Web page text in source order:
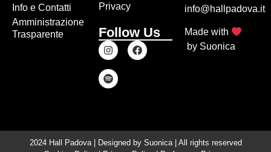
Info e Contatti
Amministrazione
Trasparente
Privacy
Follow Us
info@hallpadova.it
Made with
by Suonica
2024 Hall Padova | Designed by Suonica| All rights reserved